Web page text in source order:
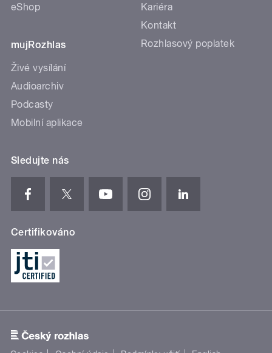
eShop
mujRozhlas
Živé vysílání
Audioarchiv
Podcasty
Mobilní aplikace
Kariéra
Kontakt
Rozhlasový poplatek
Sledujte nás
Certifikováno